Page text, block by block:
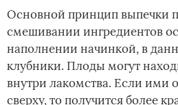
Основной принцип выпечки
смешивании ингредиентов
наполнении начинкой, в
клубники. Плоды могут
внутри лакомства. Если ими
сверху, то получится более